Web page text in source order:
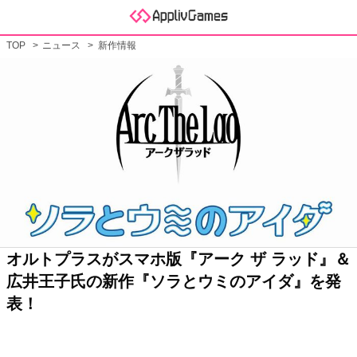
TOP ニュース 新作情報
オルトプラスがスマホ版『アーク ザ ラッド』＆
広井王子氏の新作『ソラとウミのアイダ』を発
表！